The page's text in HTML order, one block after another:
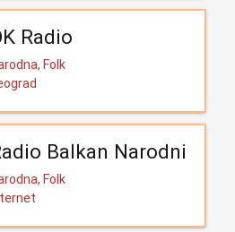
Radio
Folk
Balkan Narodni
Folk